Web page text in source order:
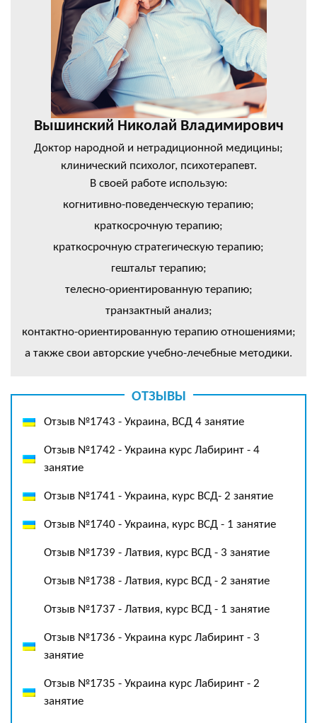
Вышинский Николай Владимирович
Доктор народной и нетрадиционной медицины;
клинический психолог, психотерапевт.
В своей работе использую:
когнитивно-поведенческую терапию;
краткосрочную терапию;
краткосрочную стратегическую терапию;
гештальт терапию;
телесно-ориентированную терапию;
транзактный анализ;
контактно-ориентированную терапию отношениями;
а также свои авторские учебно-лечебные методики.
ОТЗЫВЫ
Отзыв №1743 - Украина, ВСД 4 занятие
Отзыв №1742 - Украина курс Лабиринт - 4
занятие
Отзыв №1741 - Украина, курс ВСД- 2 занятие
Отзыв №1740 - Украина, курс ВСД - 1 занятие
Отзыв №1739 - Латвия, курс ВСД - 3 занятие
Отзыв №1738 - Латвия, курс ВСД - 2 занятие
Отзыв №1737 - Латвия, курс ВСД - 1 занятие
Отзыв №1736 - Украина курс Лабиринт - 3
занятие
Отзыв №1735 - Украина курс Лабиринт - 2
занятие